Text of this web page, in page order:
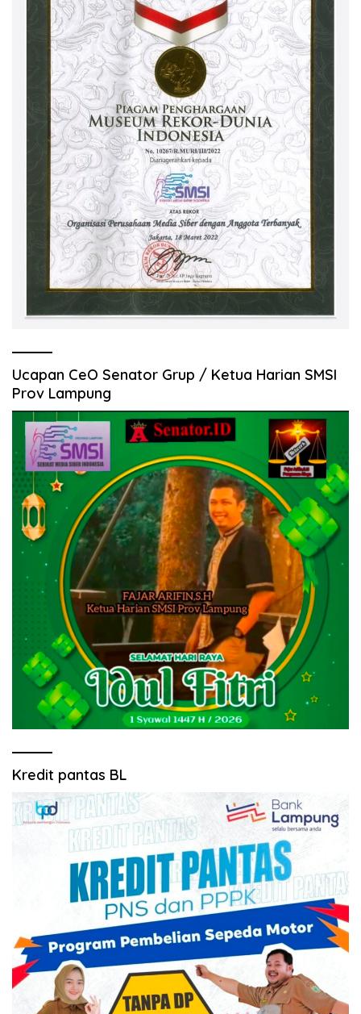
Ucapan CeO Senator Grup / Ketua Harian SMSI
Prov Lampung
Kredit pantas BL